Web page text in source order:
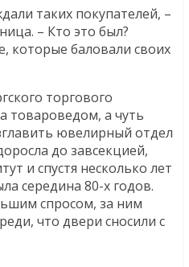
таких покупателей, –
– Кто это был?
которые баловали своих
торгового
товароведом, а чуть
ювелирный отдел
до завсекцией,
и спустя несколько лет
середина 80-х годов.
спросом, за ним
что двери сносили с